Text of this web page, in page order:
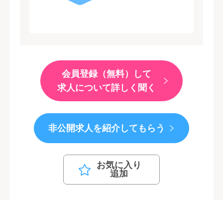
会員登録（無料）して
求人について詳しく聞く
非公開求人を紹介してもらう
お気に入り
追加